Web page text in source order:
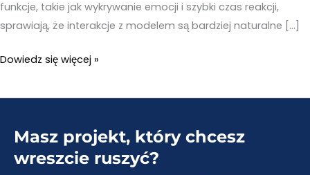
funkcje, takie jak wykrywanie emocji i szybki czas reakcji,
sprawiają, że interakcje z modelem są bardziej naturalne […]
Jakie
przynosi
GPT-
4o?
Dowiedz się więcej »
Masz projekt, który chcesz
wreszcie ruszyć?